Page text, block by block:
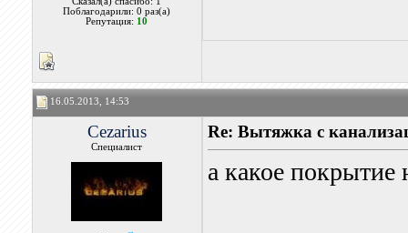
Поблагодарили: 0 раз(а)
Репутация: 10
16.05.2013, 14:53
Cezarius
Специалист
Re: Вытяжка с
а какое покрытие